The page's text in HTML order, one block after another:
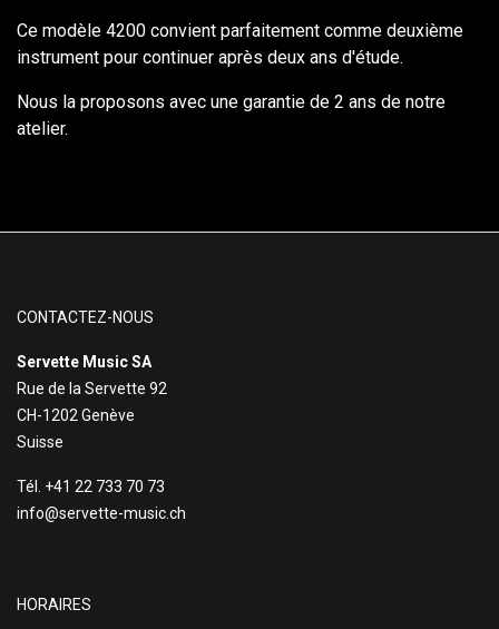
Ce modèle 4200 convient parfaitement comme deuxième
instrument pour continuer après deux ans d'étude.
Nous la proposons avec une garantie de 2 ans de notre
atelier.
CONTACTEZ-NOUS
Servette Music SA
Rue de la Servette 92
CH-1202 Genève
Suisse
Tél. +41 22 733 70 73
info@servette-music.ch
HORAIRES